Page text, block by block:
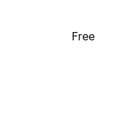
Free